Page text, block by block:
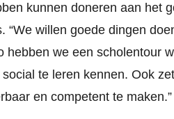
kunnen doneren aan het
“We willen goede dingen
we een scholentour
te leren kennen. Ook
en competent te maken.”